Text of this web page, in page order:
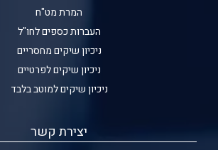
המרת מט"ח
העברות כספים לחו"ל
ניכיון שיקים מחסריים
ניכיון שיקים לפרטיים
ניכיון שיקים למוטב בלבד
יצירת קשר